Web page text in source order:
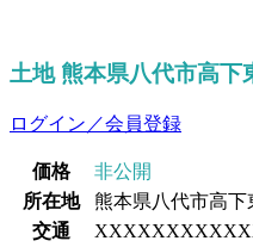
土地 熊本県八代市高下
ログイン／会員登録
価格
非公開
所在地
熊本県八代市高下
交通